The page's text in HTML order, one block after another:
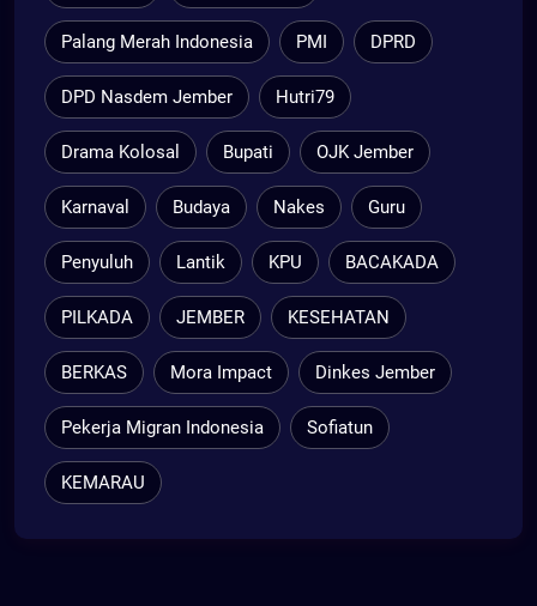
Palang Merah Indonesia PMI DPRD
DPD Nasdem Jember Hutri79
Drama Kolosal Bupati OJK Jember
Karnaval Budaya Nakes Guru
Penyuluh Lantik KPU BACAKADA
PILKADA JEMBER KESEHATAN
BERKAS Mora Impact Dinkes Jember
Pekerja Migran Indonesia Sofiatun
KEMARAU